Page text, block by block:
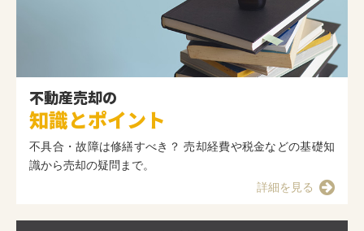
不動産売却の
知識とポイント
不具合・故障は修繕すべき？ 売却経費や税金などの基礎知
識から売却の疑問まで。
詳細を見る